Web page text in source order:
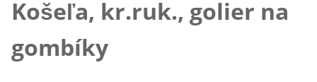
Košeľa, kr.ruk., golier na
gombíky